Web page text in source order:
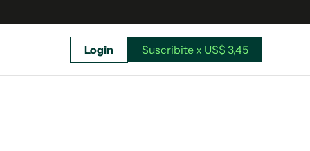
Login Suscribite x US$ 3,45